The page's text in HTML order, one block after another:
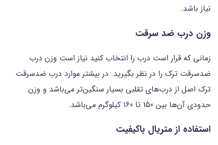
نیاز باشد.
وزن درب ضد سرقت
زمانی که قرار است درب را انتخاب کنید نیاز است وزن درب
ضدسرقت ترک را در نظر بگیرید. در بیشتر موارد درب ضدسرقت
ترک اصل از درب‌های تقلبی بسیار سنگین‌تر می‌باشد و وزن
حدودی آن‌ها بین 150 تا 160 کیلوگرم می‌باشد.
استفاده از متریال باکیفیت